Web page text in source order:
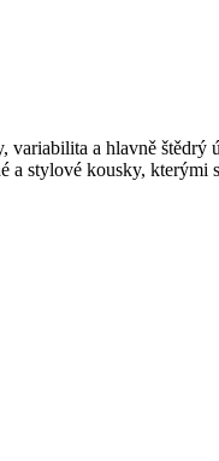
a hlavně
stylové kousky, kterými